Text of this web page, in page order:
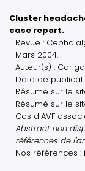
Cluster
case report.
Revue :
Mars 2004.
Auteur(s) :
Date de
Résumé sur le
Résumé sur le
Cas d'AVF
Abstract non
références de
Nos références :